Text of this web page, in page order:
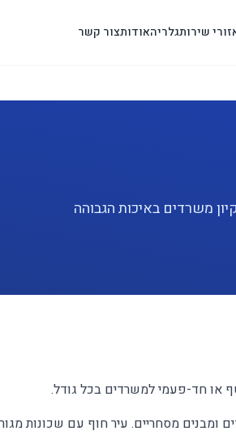
שירותגלריהאודותצור קשר
ים? פוליש 7 מספקת שירותי ניקיון משרדים באיכות הגבוהה
או חד-פעמי למשרדים בכל גודל.
ומבנים מסחריים. עיר חוף עם שכונות